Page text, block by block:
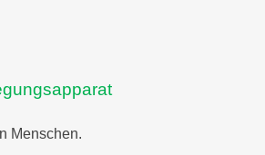
Burnout
Menschen.